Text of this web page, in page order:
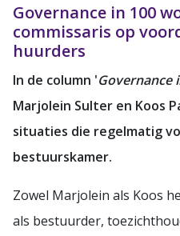
Governance in 100
commissaris op
huurders
In de column 'Governance
Marjolein Sulter en Koos
situaties die regelmatig
bestuurskamer.
Zowel Marjolein als Koos
als bestuurder,